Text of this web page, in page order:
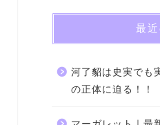
最
河了貂は史実でも
の正体に迫る！！